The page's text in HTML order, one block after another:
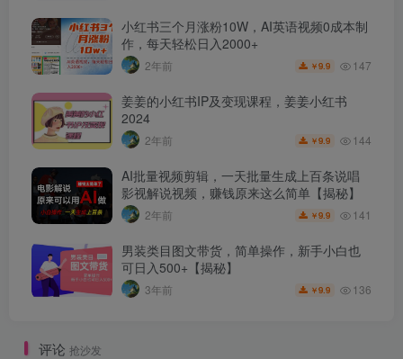
小红书三个月涨粉10W，AI英语视频0成本制
作，每天轻松日入2000+
2年前 ￥9.9 147
姜姜的小红书IP及变现课程，姜姜小红书
2024
2年前 ￥9.9 144
AI批量视频剪辑，一天批量生成上百条说唱
影视解说视频，赚钱原来这么简单【揭秘】
2年前 ￥9.9 141
男装类目图文带货，简单操作，新手小白也
可日入500+【揭秘】
3年前 ￥9.9 136
评论 抢沙发